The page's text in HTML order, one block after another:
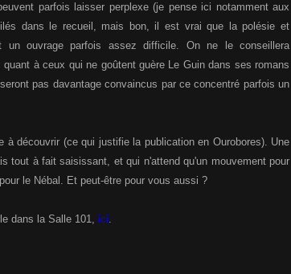
parfois laisser perplexe (je pense ici notamment aux
dans le recueil, mais bon, il est vrai que la polésie et
un ouvrage parfois assez difficile. On ne le conseillera
à ceux qui ne goûtent guère Le Guin dans ses romans
pas davantage convaincus par ce concentré parfois un
découvrir (ce qui justifie la publication en Ourobores). Une
tout à fait saisissant, et qui n'attend qu'un mouvement pour
le Nébal. Et peut-être pour vous aussi ?
dans la Salle 101, ici.